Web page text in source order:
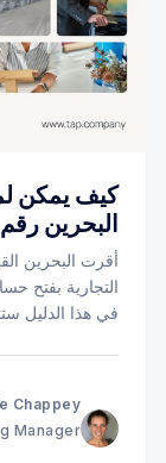
كيف يمكن
البحرين رقم
التجارية بفتح
في هذا الدليل
Chappey
Manager